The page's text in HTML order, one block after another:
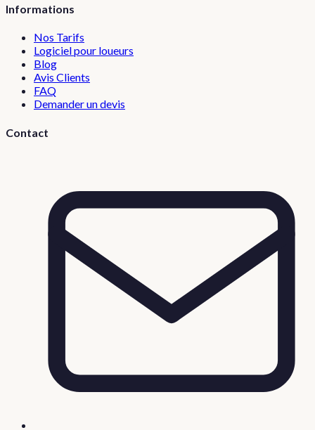
Informations
Nos Tarifs
Logiciel pour loueurs
Blog
Avis Clients
FAQ
Demander un devis
Contact